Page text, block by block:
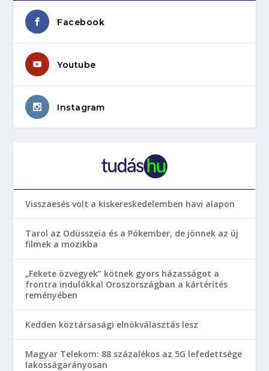
Facebook
Youtube
Instagram
Visszaesés volt a kiskereskedelemben havi alapon
Tarol az Odüsszeia és a Pókember, de jönnek az új
filmek a mozikba
„Fekete özvegyek” kötnek gyors házasságot a
frontra indulókkal Oroszországban a kártérítés
reményében
Kedden köztársasági elnökválasztás lesz
Magyar Telekom: 88 százalékos az 5G lefedettsége
lakosságarányosan